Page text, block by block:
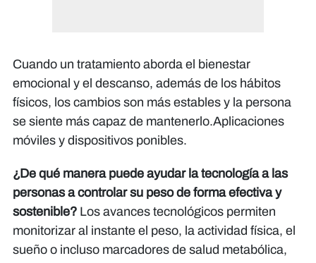
Cuando un tratamiento aborda el bienestar
emocional y el descanso, además de los hábitos
físicos, los cambios son más estables y la persona
se siente más capaz de mantenerlo.Aplicaciones
móviles y dispositivos ponibles.
¿De qué manera puede ayudar la tecnología a las
personas a controlar su peso de forma efectiva y
sostenible? Los avances tecnológicos permiten
monitorizar al instante el peso, la actividad física, el
sueño o incluso marcadores de salud metabólica,